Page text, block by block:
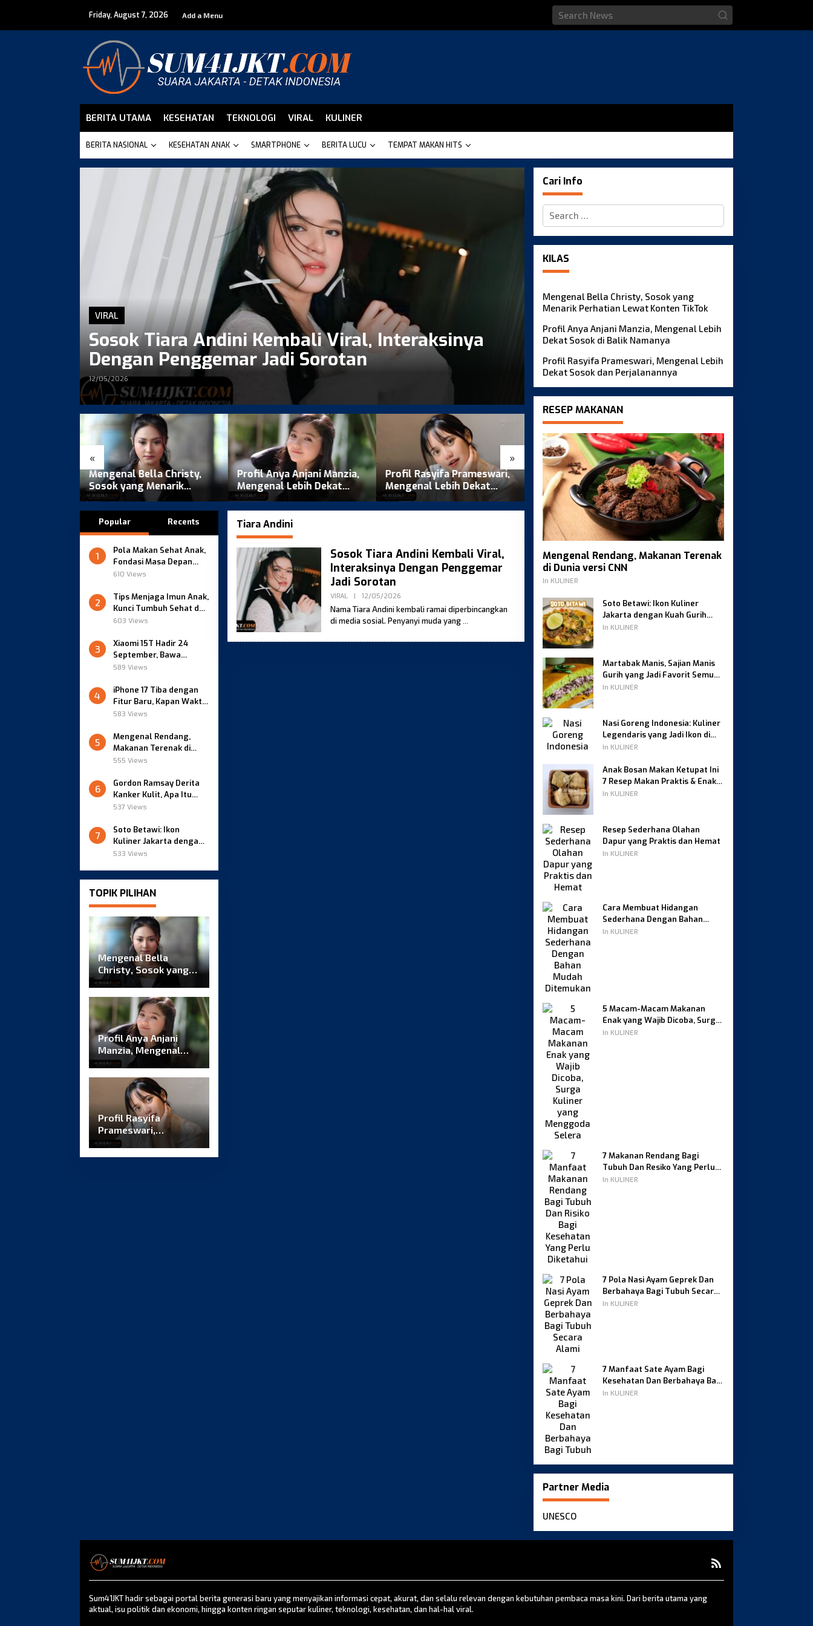
content
Friday, August 7, 2026 Add a Menu
BERITA UTAMA KESEHATAN TEKNOLOGI VIRAL KULINER
BERITA NASIONAL KESEHATAN ANAK SMARTPHONE BERITA LUCU TEMPAT MAKAN HITS
VIRAL
Sosok Tiara Andini Kembali Viral, Interaksinya
Dengan Penggemar Jadi Sorotan
12/05/2026
« »
Profil Anya Anjani Manzia,
Mengenal Lebih Dekat
Sosok di Balik Namanya
Profil Rasyifa Prameswari,
Mengenal Lebih Dekat
Sosok dan Perjalanannya
Profil Sandrina Azzahra,
dari Bakat Menari hingga
Menapaki Dunia Musik
Mengenal Khansa Alodia,
Sosok yang Menarik
Perhatian Publik
Mengenal Bella Christy,
Sosok yang Menarik
Perhatian Lewat Konten
TikTok
Popular Recents
1
Pola Makan Sehat Anak,
Fondasi Masa Depan
yang Berkualitas
610 Views
2
Tips Menjaga Imun Anak,
Kunci Tumbuh Sehat dan
Kuat
603 Views
3
Xiaomi 15T Hadir 24
September, Bawa
Kamera Leica dan
589 Views
4
iPhone 17 Tiba dengan
Fitur Baru, Kapan Waktu
Beli yang Pas?
583 Views
5
Mengenal Rendang,
Makanan Terenak di
Dunia versi CNN
555 Views
6
Gordon Ramsay Derita
Kanker Kulit, Apa Itu
Karsinoma Sel Basal?
537 Views
7
Soto Betawi: Ikon
Kuliner Jakarta dengan
Kuah Gurih Berempah
533 Views
TOPIK PILIHAN
Mengenal Bella
Christy, Sosok yang
Menarik Perhatian
Profil Anya Anjani
Manzia, Mengenal
Lebih Dekat Sosok di
Profil Rasyifa
Prameswari,
Mengenal Lebih Dekat
Tiara Andini
Sosok Tiara Andini Kembali Viral,
Interaksinya Dengan Penggemar
Jadi Sorotan
VIRAL | 12/05/2026By
Nama Tiara Andini kembali ramai diperbincangkan
di media sosial. Penyanyi muda yang
Cari Info
Search
for:
KILAS
Mengenal Bella Christy, Sosok yang
Menarik Perhatian Lewat Konten TikTok
Profil Anya Anjani Manzia, Mengenal Lebih
Dekat Sosok di Balik Namanya
Profil Rasyifa Prameswari, Mengenal Lebih
Dekat Sosok dan Perjalanannya
RESEP MAKANAN
Mengenal Rendang, Makanan Terenak
di Dunia versi CNN
In KULINER
Soto Betawi: Ikon Kuliner
Jakarta dengan Kuah Gurih
Berempah
In KULINER
Martabak Manis, Sajian Manis
Gurih yang Jadi Favorit Semua
Kalangan
In KULINER
Nasi Goreng Indonesia: Kuliner
Legendaris yang Jadi Ikon di
Dunia
In KULINER
Anak Bosan Makan Ketupat Ini
7 Resep Makan Praktis & Enak
Favorit Keluarga
In KULINER
Resep Sederhana Olahan
Dapur yang Praktis dan Hemat
In KULINER
Cara Membuat Hidangan
Sederhana Dengan Bahan
Mudah Ditemukan
In KULINER
5 Macam-Macam Makanan
Enak yang Wajib Dicoba, Surga
Kuliner yang Menggoda Selera
In KULINER
7 Makanan Rendang Bagi
Tubuh Dan Resiko Yang Perlu
Diketahui
In KULINER
7 Pola Nasi Ayam Geprek Dan
Berbahaya Bagi Tubuh Secara
Alami
In KULINER
7 Manfaat Sate Ayam Bagi
Kesehatan Dan Berbahaya Bagi
Tubuh
In KULINER
Partner Media
UNESCO
Sum41JKT hadir sebagai portal berita generasi baru yang menyajikan informasi cepat, akurat, dan selalu relevan dengan kebutuhan pembaca masa kini. Dari berita utama yang
aktual, isu politik dan ekonomi, hingga konten ringan seputar kuliner, teknologi, kesehatan, dan hal-hal viral.